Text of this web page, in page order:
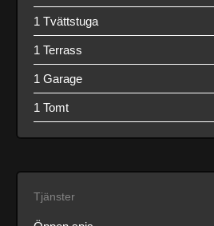
1 Tvättstuga
1 Terrass
1 Garage
1 Tomt
Tjänster